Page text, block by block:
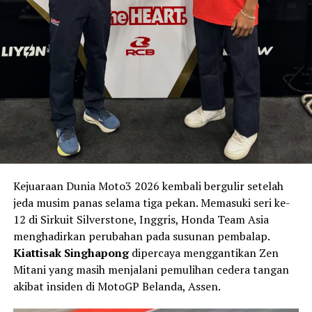
RELATED TOPICS: BALAP MOTOR
HONDA
NGASPAL TV
RACE VEDA EGA PRATAMA
UP NEXT
Aldi Satya Mahendra Siap Bangkit di Sisa Musim World
Supersport 2026
DON'T MISS
Duet Diva Ismayana dan M. Zidane Siap Tempur di FMSCT
Thailand Motocross 2026, Bawa Merah Putih di Kelas
Kejuaraan Dunia Moto3 2026 kembali bergulir setelah
jeda musim panas selama tiga pekan. Memasuki seri ke-
12 di Sirkuit Silverstone, Inggris, Honda Team Asia
menghadirkan perubahan pada susunan pembalap.
Kiattisak Singhapongdipercaya menggantikan Zen
Mitani yang masih menjalani pemulihan cedera tangan
akibat insiden di MotoGP Belanda, Assen.